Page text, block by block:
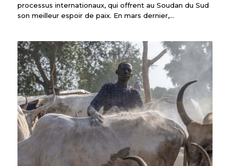
processus internationaux, qui offrent au Soudan du Sud
son meilleur espoir de paix. En mars dernier,…